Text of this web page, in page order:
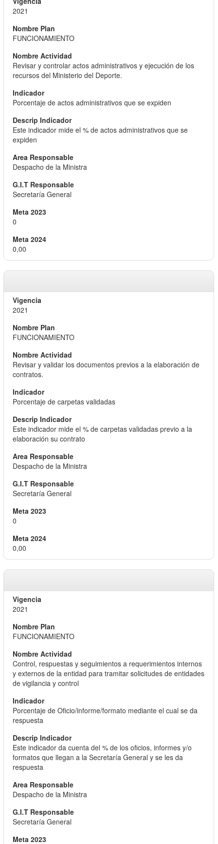
2021
FUNCIONAMIENTO
Revisar y controlar actos administrativos y ejecución de los
recursos del Ministerio del Deporte.
Porcentaje de actos administrativos que se expiden
Este indicador mide el % de actos administrativos que se
expiden
Despacho de la Ministra
Secretaría General
0
0,00
2021
FUNCIONAMIENTO
Revisar y validar los documentos previos a la elaboración de
contratos.
Porcentaje de carpetas validadas
Este indicador mide el % de carpetas validadas previo a la
elaboración su contrato
Despacho de la Ministra
Secretaría General
0
0,00
2021
FUNCIONAMIENTO
Control, respuestas y seguimientos a requerimientos internos
y externos de la entidad para tramitar solicitudes de entidades
de vigilancia y control
Porcentaje de Oficio/informe/formato mediante el cual se da
respuesta
Este indicador da cuenta del % de los oficios, informes y/o
formatos que llegan a la Secretaría General y se les da
respuesta
Despacho de la Ministra
Secretaría General